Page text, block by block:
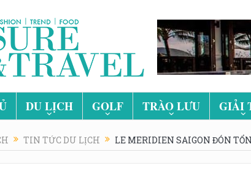
DU LỊCH GOLF TRÀO LƯU GIẢI
TIN TỨC DU LỊCH LE MERIDIEN SAIGON ĐÓN